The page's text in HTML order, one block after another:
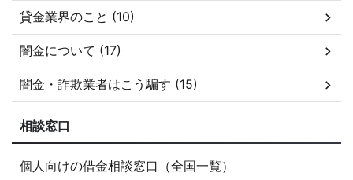
貸金業界のこと (10)
闇金について (17)
闇金・詐欺業者はこう騙す (15)
相談窓口
個人向けの借金相談窓口（全国一覧）